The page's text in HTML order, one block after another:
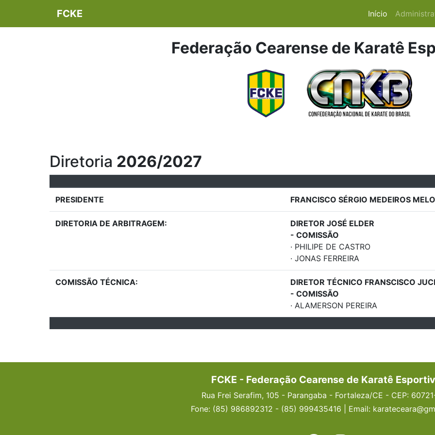
FCKE Início(atual)
Federação Cearense de Karatê
Diretoria 2026/2027
PRESIDENTE FRANCISCO SÉRGIO MEDEIROS MELO
DIRETORIA DE ARBITRAGEM:
DIRETOR JOSÉ ELDER
- COMISSÃO
· PHILIPE DE CASTRO
· JONAS FERREIRA
COMISSÃO TÉCNICA:
DIRETOR TÉCNICO FRANSCISCO
- COMISSÃO
· ALAMERSON PEREIRA
FCKE - Federação Cearense de Karatê
Rua Frei Serafim, 105 - Parangaba - Fortaleza/CE - CEP:
Fone: (85) 986892312 - (85) 999435416 | Email: